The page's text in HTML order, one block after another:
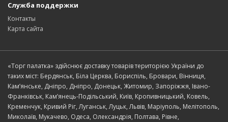
Служба поддержки
Контакты
Карта сайта
«Торг палатка» здійснює доставку товарів територією України до
таких міст: Бердянськ, Біла Церква, Бориспіль, Бровари, Вінниця,
Кам’янське, Дніпро, Дніпро, Донецьк, Житомир, Запоріжжя, Івано-
Франківськ, Кам’янець-Подільський, Київ, Кропивницький, Ковель,
Кременчук, Кривий Ріг, Луганськ, Луцьк, Львів, Маріуполь, Мелітополь,
Миколаїв, Мукачево, Одеса, Олександрія, Полтава, Рівне,